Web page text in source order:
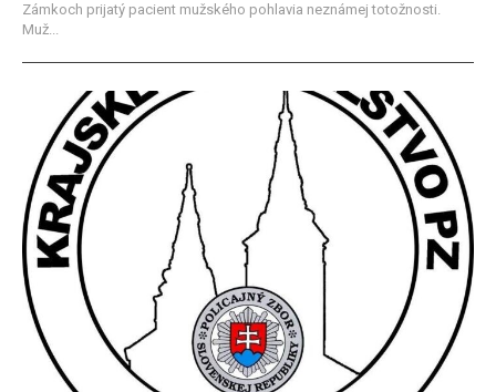
Zámkoch prijatý pacient mužského pohlavia neznámej totožnosti.
Muž...